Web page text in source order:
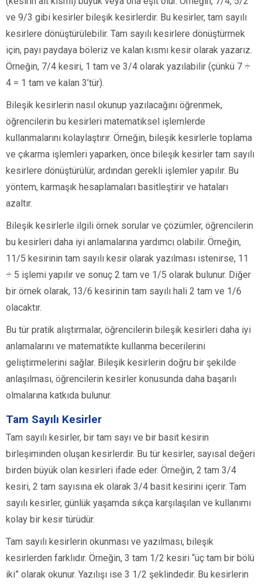
ve 9/3 gibi kesirler bileşik kesirlerdir. Bu kesirler, tam sayılı
kesirlere dönüştürülebilir. Tam sayılı kesirlere dönüştürmek
için, payı paydaya böleriz ve kalan kısmı kesir olarak yazarız.
Örneğin, 7/4 kesiri, 1 tam ve 3/4 olarak yazılabilir (çünkü 7 ÷
4 = 1 tam ve kalan 3’tür).
Bileşik kesirlerin nasıl okunup yazılacağını öğrenmek,
öğrencilerin bu kesirleri matematiksel işlemlerde
kullanmalarını kolaylaştırır. Örneğin, bileşik kesirlerle toplama
ve çıkarma işlemleri yaparken, önce bileşik kesirler tam sayılı
kesirlere dönüştürülür, ardından gerekli işlemler yapılır. Bu
yöntem, karmaşık hesaplamaları basitleştirir ve hataları
azaltır.
Bileşik kesirlerle ilgili örnek sorular ve çözümler, öğrencilerin
bu kesirleri daha iyi anlamalarına yardımcı olabilir. Örneğin,
11/5 kesirinin tam sayılı kesir olarak yazılması istenirse, 11
÷ 5 işlemi yapılır ve sonuç 2 tam ve 1/5 olarak bulunur. Diğer
bir örnek olarak, 13/6 kesirinin tam sayılı hali 2 tam ve 1/6
olacaktır.
Bu tür pratik alıştırmalar, öğrencilerin bileşik kesirleri daha iyi
anlamalarını ve matematikte kullanma becerilerini
geliştirmelerini sağlar. Bileşik kesirlerin doğru bir şekilde
anlaşılması, öğrencilerin kesirler konusunda daha başarılı
olmalarına katkıda bulunur.
Tam Sayılı Kesirler
Tam sayılı kesirler, bir tam sayı ve bir basit kesirin
birleşiminden oluşan kesirlerdir. Bu tür kesirler, sayısal değeri
birden büyük olan kesirleri ifade eder. Örneğin, 2 tam 3/4
kesiri, 2 tam sayısına ek olarak 3/4 basit kesirini içerir. Tam
sayılı kesirler, günlük yaşamda sıkça karşılaşılan ve kullanımı
kolay bir kesir türüdür.
Tam sayılı kesirlerin okunması ve yazılması, bileşik
kesirlerden farklıdır. Örneğin, 3 tam 1/2 kesiri “üç tam bir bölü
iki” olarak okunur. Yazılışı ise 3 1/2 şeklindedir. Bu kesirlerin